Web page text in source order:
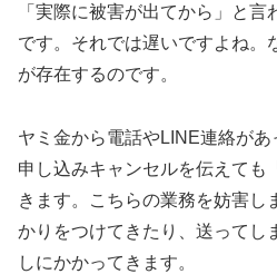
「実際に被害が出てから」と
です。それでは遅いですよね。
が存在するのです。
ヤミ金から電話やLINE連絡があ
申し込みキャンセルを伝えても
きます。こちらの業務を妨害し
かりをつけてきたり、送ってし
しにかかってきます。